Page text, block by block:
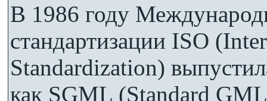
В 1986 году
стандартизации ISO
Standardization)
как SGML (Standard